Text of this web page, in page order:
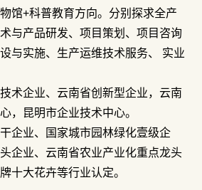
馆+科普教育方向。分别探求全产
与产品研发、项目策划、项目咨询
与实施、生产运维技术服务、 实业
术企业、云南省创新型企业，云南
，昆明市企业技术中心。
企业、国家城市园林绿化壹级企
企业、云南省农业产业化重点龙头
十大花卉等行业认定。